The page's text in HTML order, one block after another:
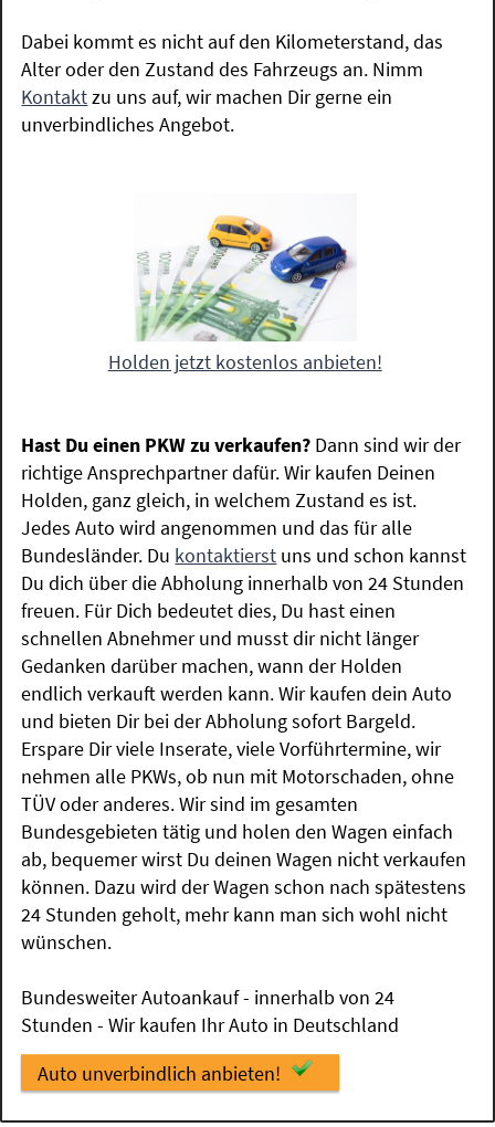
Dabei kommt es nicht auf den Kilometerstand, das
Alter oder den Zustand des Fahrzeugs an. Nimm
Kontaktzu uns auf, wir machen Dir gerne ein
unverbindliches Angebot.
Holden jetzt kostenlos anbieten!
Hast Du einen PKW zu verkaufen? Dann sind wir der
richtige Ansprechpartner dafür. Wir kaufen Deinen
Holden, ganz gleich, in welchem Zustand es ist.
Jedes Auto wird angenommen und das für alle
Bundesländer. Du kontaktierst uns und schon kannst
Du dich über die Abholung innerhalb von 24 Stunden
freuen. Für Dich bedeutet dies, Du hast einen
schnellen Abnehmer und musst dir nicht länger
Gedanken darüber machen, wann der Holden
endlich verkauft werden kann. Wir kaufen dein Auto
und bieten Dir bei der Abholung sofort Bargeld.
Erspare Dir viele Inserate, viele Vorführtermine, wir
nehmen alle PKWs, ob nun mit Motorschaden, ohne
TÜV oder anderes. Wir sind im gesamten
Bundesgebieten tätig und holen den Wagen einfach
ab, bequemer wirst Du deinen Wagen nicht verkaufen
können. Dazu wird der Wagen schon nach spätestens
24 Stunden geholt, mehr kann man sich wohl nicht
wünschen.
Bundesweiter Autoankauf - innerhalb von 24
Stunden - Wir kaufen Ihr Auto in Deutschland
Auto unverbindlich anbieten!